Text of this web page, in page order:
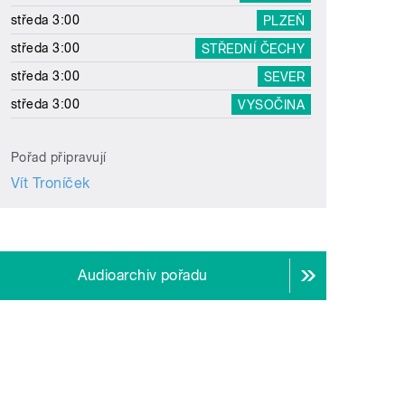
středa 3:00
PLZEŇ
středa 3:00
STŘEDNÍ ČECHY
středa 3:00
SEVER
středa 3:00
VYSOČINA
Pořad připravují
Vít Troníček
Audioarchiv pořadu